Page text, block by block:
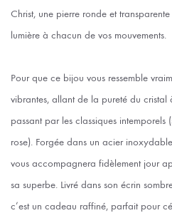
Christ, une pierre ronde et
lumière à chacun de vos mouvements.
Pour que ce bijou vous ressemble
vibrantes, allant de la pureté du cristal
passant par les classiques intemporels
rose). Forgée dans un acier
vous accompagnera fidèlement jour
sa superbe. Livré dans son écrin
c’est un cadeau raffiné, parfait pour